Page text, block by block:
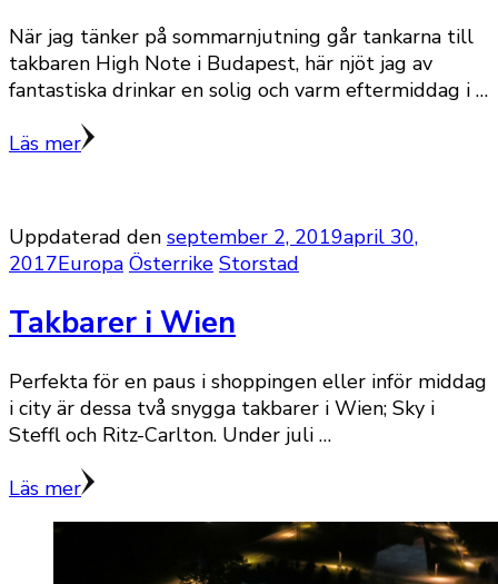
När jag tänker på sommarnjutning går tankarna till
takbaren High Note i Budapest, här njöt jag av
fantastiska drinkar en solig och varm eftermiddag i …
Läs mer
Uppdaterad den september 2, 2019april 30,
2017Europa Österrike Storstad
Takbarer i Wien
Perfekta för en paus i shoppingen eller inför middag
i city är dessa två snygga takbarer i Wien; Sky i
Steffl och Ritz-Carlton. Under juli …
Läs mer